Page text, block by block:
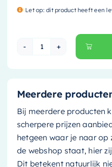
Let op: dit product heeft een
Mondiaz EASY
Meerdere
Bij meerdere producten
scherpere prijzen
hetgeen waar je naar op
de webshop staat, hier
Dit betekent natuurlijk